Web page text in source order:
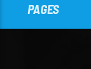
PAGES